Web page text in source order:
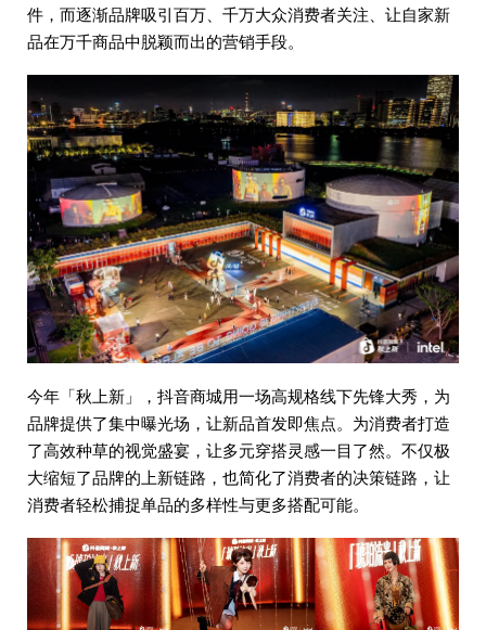
件，而逐渐品牌吸引百万、千万大众消费者关注、让自家新
品在万千商品中脱颖而出的营销手段。
今年「秋上新」，抖音商城用一场高规格线下先锋大秀，为
品牌提供了集中曝光场，让新品首发即焦点。为消费者打造
了高效种草的视觉盛宴，让多元穿搭灵感一目了然。不仅极
大缩短了品牌的上新链路，也简化了消费者的决策链路，让
消费者轻松捕捉单品的多样性与更多搭配可能。